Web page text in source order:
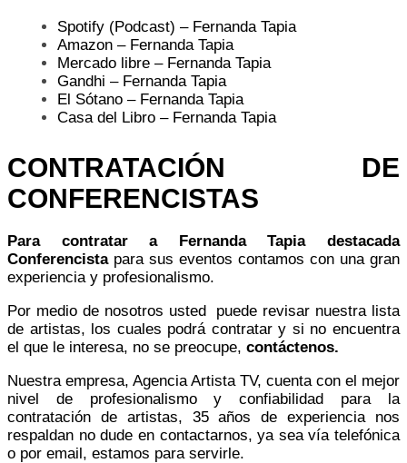
Spotify (Podcast) – Fernanda Tapia
Amazon – Fernanda Tapia
Mercado libre – Fernanda Tapia
Gandhi – Fernanda Tapia
El Sótano – Fernanda Tapia
Casa del Libro – Fernanda Tapia
CONTRATACIÓN DE
CONFERENCISTAS
Para contratar a Fernanda Tapia destacada
Conferencistapara sus eventos contamos con una gran
experiencia y profesionalismo.
Por medio de nosotros usted puede revisar nuestra lista
de artistas, los cuales podrá contratar y si no encuentra
el que le interesa, no se preocupe, contáctenos.
Nuestra empresa, Agencia Artista TV, cuenta con el mejor
nivel de profesionalismo y confiabilidad para la
contratación de artistas, 35 años de experiencia nos
respaldan no dude en contactarnos, ya sea vía telefónica
o por email, estamos para servirle.